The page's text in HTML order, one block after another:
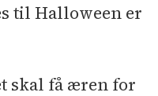
til Halloween er
skal få æren for